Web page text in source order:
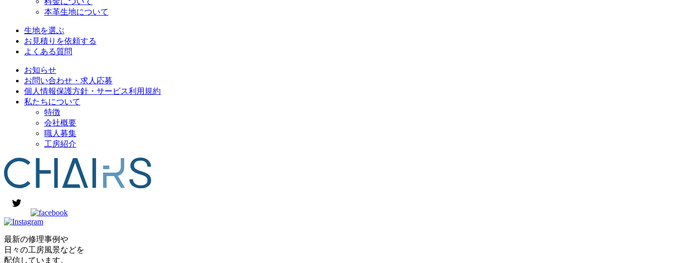
本革生地について
生地を選ぶ
お見積りを依頼する
よくある質問
お知らせ
お問い合わせ・求人応募
個人情報保護方針・サービス利用規約
私たちについて
特徴
会社概要
職人募集
工房紹介
最新の修理事例や
日々の工房風景などを
配信しています。